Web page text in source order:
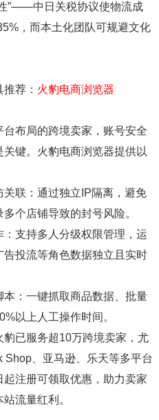
”——中日关税协议使物流成
，而本土化团队可规避文化
荐： 火豹电商浏览器
布局的跨境卖家，账号安全
关键。火豹电商浏览器提供以
联：通过独立IP隔离，避免
个店铺导致的封号风险。
支持多人分级权限管理，运
告投流等角色数据独立且实时
：一键抓取商品数据、批量
以上人工操作时间。
已服务超10万跨境卖家，尤
Shop、亚马逊、乐天等多平台
起注册可领取优惠，助力卖家
流量红利。